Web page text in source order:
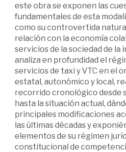
este obra se exponen las
fundamentales de esta
como su controvertida
relación con la economía
servicios de la sociedad de la
analiza en profundidad el
servicios de taxi y VTC en el
estatal, autonómico y local,
recorrido cronológico desde
hasta la situación actual,
principales modificaciones
las últimas décadas y
elementos de su régimen
constitucional de